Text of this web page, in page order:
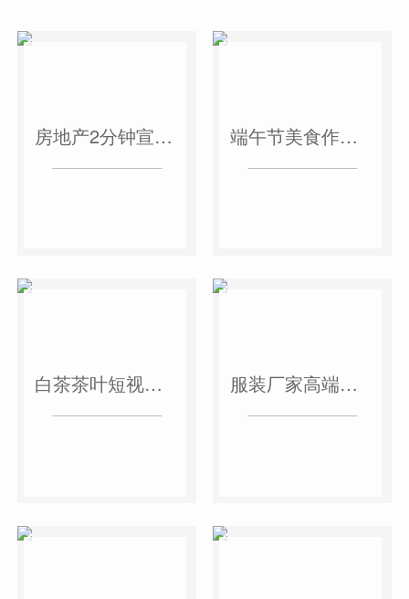
房地产2分钟宣传片 端午节美食作品短视频案例
白茶茶叶短视频作品 服装厂家高端短视频作品